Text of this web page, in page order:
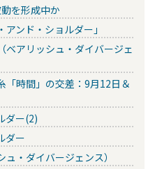
を形成中か
ンド・ショルダー」
アリッシュ・ダイバージェ
時間」の交差：9月12日＆
ダー(2)
ダー
・ダイバージェンス）